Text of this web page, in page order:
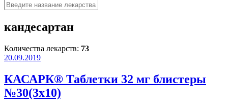
кандесартан
Количества лекарств: 73
20.09.2019
КАСАРК® Таблетки 32 мг блистеры
№30(3x10)